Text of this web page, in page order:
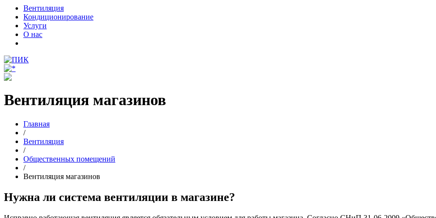
Вентиляция
Кондиционирование
Услуги
О нас
Вентиляция магазинов
Главная
/
Вентиляция
/
Общественных помещений
/
Вентиляция магазинов
Нужна ли система вентиляции в магазине?